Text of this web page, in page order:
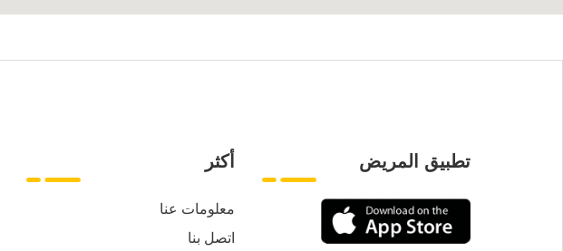
أكثر
معلومات عنا
اتصل بنا
تطبيق المريض